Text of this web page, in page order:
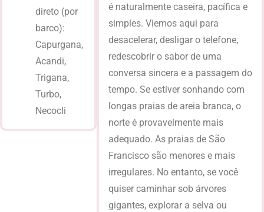
direto (por
barco):
Capurgana,
Acandi,
Trigana,
Turbo,
Necocli
é naturalmente caseira, pacífica e
simples. Viemos aqui para
desacelerar, desligar o telefone,
redescobrir o sabor de uma
conversa sincera e a passagem do
tempo. Se estiver sonhando com
longas praias de areia branca, o
norte é provavelmente mais
adequado. As praias de São
Francisco são menores e mais
irregulares. No entanto, se você
quiser caminhar sob árvores
gigantes, explorar a selva ou